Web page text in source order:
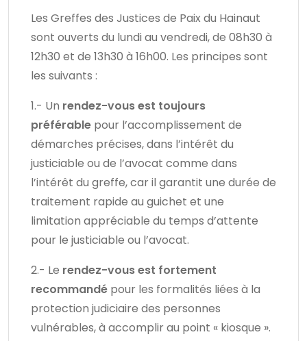
Les Greffes des Justices de Paix du Hainaut
sont ouverts du lundi au vendredi, de 08h30 à
12h30 et de 13h30 à 16h00. Les principes sont
les suivants :
1.- Un rendez-vous est toujours
préférable pour l’accomplissement de
démarches précises, dans l’intérêt du
justiciable ou de l’avocat comme dans
l’intérêt du greffe, car il garantit une durée de
traitement rapide au guichet et une
limitation appréciable du temps d’attente
pour le justiciable ou l’avocat.
2.- Le rendez-vous est fortement
recommandé pour les formalités liées à la
protection judiciaire des personnes
vulnérables, à accomplir au point « kiosque ».